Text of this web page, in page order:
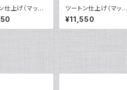
仕上げ（マット
カフリンクス
ツートン仕上げ（マット
＆鏡面）カフリンクス
VQC-0807
¥11,550